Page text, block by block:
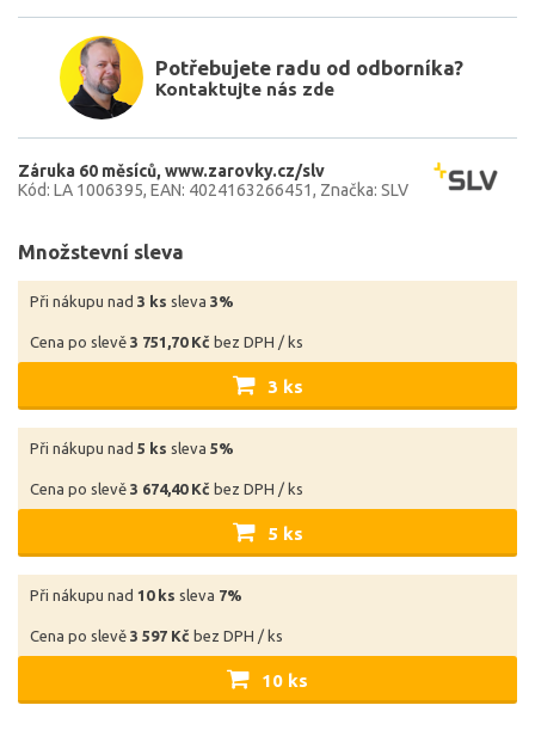
Potřebujete radu od odborníka?
Kontaktujte nás zde
Záruka 60 měsíců www.zarovky.cz/slv
Kód: LA 1006395 EAN: 4024163266451 Značka: SLV
Množstevní sleva
Při nákupu nad 3 ks sleva 3%
Cena po slevě 3 751,70 Kč bez DPH / ks
3 ks
Při nákupu nad 5 ks sleva 5%
Cena po slevě 3 674,40 Kč bez DPH / ks
5 ks
Při nákupu nad 10 ks sleva 7%
Cena po slevě 3 597 Kč bez DPH / ks
10 ks